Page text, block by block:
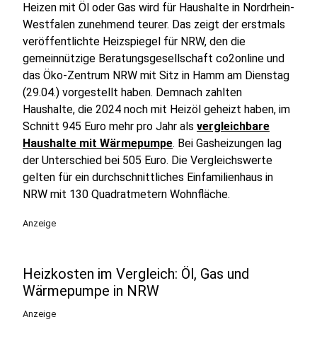
Heizen mit Öl oder Gas wird für Haushalte in Nordrhein-
Westfalen zunehmend teurer. Das zeigt der erstmals
veröffentlichte Heizspiegel für NRW, den die
gemeinnützige Beratungsgesellschaft co2online und
das Öko-Zentrum NRW mit Sitz in Hamm am Dienstag
(29.04.) vorgestellt haben. Demnach zahlten
Haushalte, die 2024 noch mit Heizöl geheizt haben, im
Schnitt 945 Euro mehr pro Jahr als vergleichbare
Haushalte mit Wärmepumpe. Bei Gasheizungen lag
der Unterschied bei 505 Euro. Die Vergleichswerte
gelten für ein durchschnittliches Einfamilienhaus in
NRW mit 130 Quadratmetern Wohnfläche.
Anzeige
Heizkosten im Vergleich: Öl, Gas und
Wärmepumpe in NRW
Anzeige